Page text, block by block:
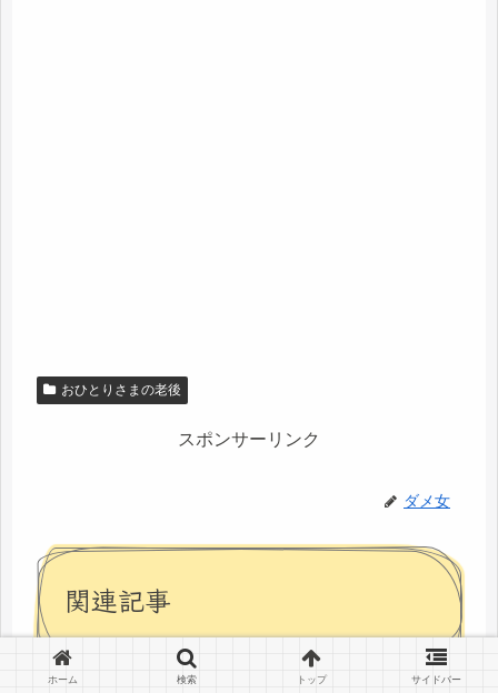
おひとりさまの老後
スポンサーリンク
ダメ女
関連記事
ホーム 検索 トップ サイドバー